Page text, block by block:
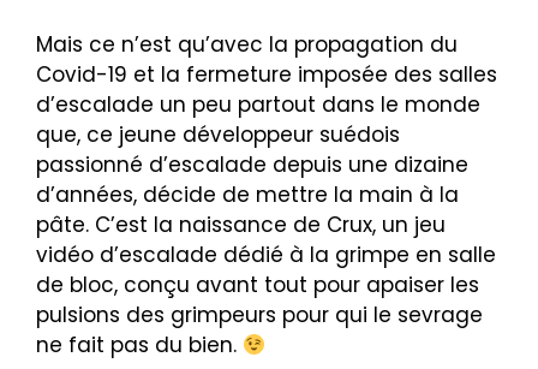
Mais ce n’est qu’avec la propagation du
Covid-19 et la fermeture imposée des salles
d’escalade un peu partout dans le monde
que, ce jeune développeur suédois
passionné d’escalade depuis une dizaine
d’années, décide de mettre la main à la
pâte. C’est la naissance de Crux, un jeu
vidéo d’escalade dédié à la grimpe en salle
de bloc, conçu avant tout pour apaiser les
pulsions des grimpeurs pour qui le sevrage
ne fait pas du bien.